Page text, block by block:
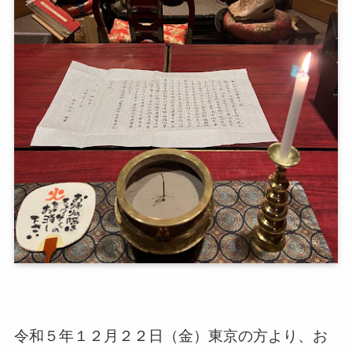
令和５年１２月２２日（金）東京の方より、お